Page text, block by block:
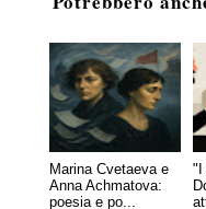
Marina Cvetaeva e
Anna Achmatova:
poesia e po...
"I